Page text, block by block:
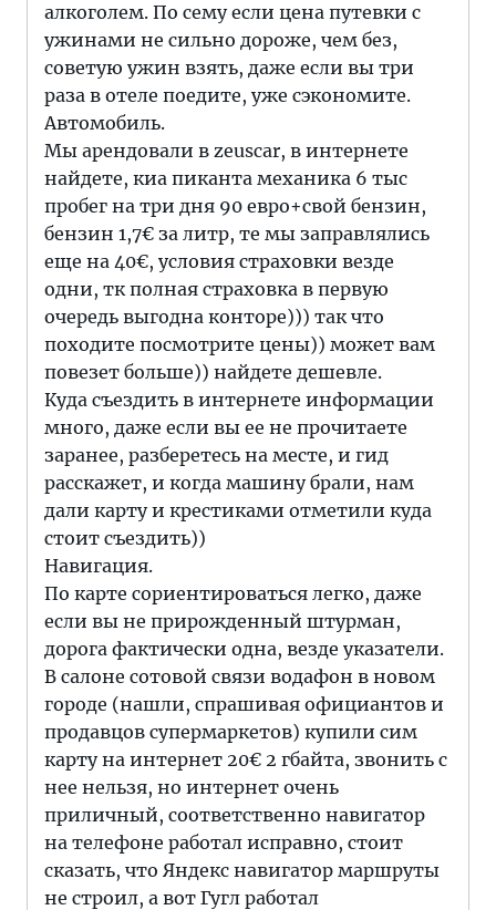
алкоголем. По сему если цена путевки с
ужинами не сильно дороже, чем без,
советую ужин взять, даже если вы три
раза в отеле поедите, уже сэкономите.
Автомобиль.
Мы арендовали в zeuscar, в интернете
найдете, киа пиканта механика 6 тыс
пробег на три дня 90 евро+свой бензин,
бензин 1,7€ за литр, те мы заправлялись
еще на 40€, условия страховки везде
одни, тк полная страховка в первую
очередь выгодна конторе))) так что
походите посмотрите цены)) может вам
повезет больше)) найдете дешевле.
Куда съездить в интернете информации
много, даже если вы ее не прочитаете
заранее, разберетесь на месте, и гид
расскажет, и когда машину брали, нам
дали карту и крестиками отметили куда
стоит съездить))
Навигация.
По карте сориентироваться легко, даже
если вы не прирожденный штурман,
дорога фактически одна, везде указатели.
В салоне сотовой связи водафон в новом
городе (нашли, спрашивая официантов и
продавцов супермаркетов) купили сим
карту на интернет 20€ 2 гбайта, звонить с
нее нельзя, но интернет очень
приличный, соответственно навигатор
на телефоне работал исправно, стоит
сказать, что Яндекс навигатор маршруты
не строил, а вот Гугл работал